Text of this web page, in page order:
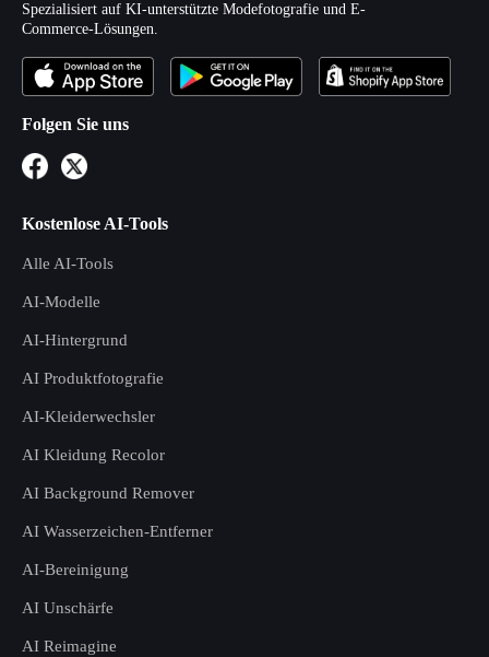
Spezialisiert auf KI-unterstützte Modefotografie und E-
Commerce-Lösungen.
Folgen Sie uns
Kostenlose AI-Tools
Alle AI-Tools
AI-Modelle
AI-Hintergrund
AI Produktfotografie
AI-Kleiderwechsler
AI Kleidung Recolor
AI Background Remover
AI Wasserzeichen-Entferner
AI-Bereinigung
AI Unschärfe
AI Reimagine